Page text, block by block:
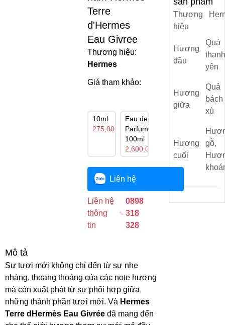
Terre
d'Hermes
Eau Givree
Thương hiệu:
Hermes
Giá tham khảo:
10ml
275,000₫
Eau de
Parfum
100ml
2,600,000₫
Liên hệ
Liên hệ
thông
tin
0898
318
328
Mô tả
Sự tươi mới không chỉ đến từ sự nhẹ
nhàng, thoang thoảng của các note hương
mà còn xuất phát từ sự phối hợp giữa
những thành phần tươi mới. Và Hermes
Terre dHermès Eau Givrée đã mang đến
Thương
hiệu
Hương
đầu
Quả
thanh
yên
Hương
giữa
Quả
bách
xù
Hương
cuối
gỗ,